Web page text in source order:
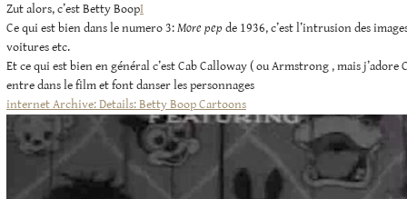
Zut alors, c’est Betty BoopI
Ce qui est bien dans le numero 3:More pep de 1936, c’est l’intrusion des
voitures etc.
Et ce qui est bien en général c’est Cab Calloway ( ou Armstrong , mais j’adore
entre dans le film et font danser les personnages
internet Archive: Details: Betty Boop Cartoons